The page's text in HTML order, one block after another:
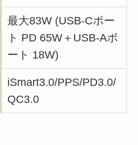
最大83W (USB-Cポー
ト PD 65W＋USB-Aポ
ート 18W)
iSmart3.0/PPS/PD3.0/
QC3.0